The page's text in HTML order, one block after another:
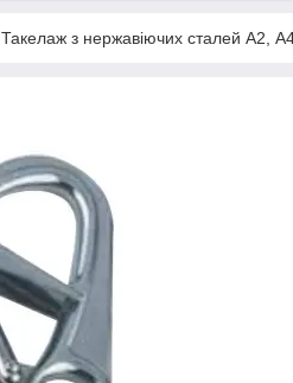
Такелаж з нержавіючих сталей А2,